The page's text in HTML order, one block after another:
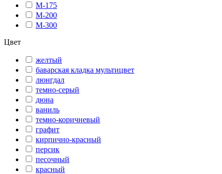
М-175
М-200
М-300
Цвет
желтый
баварская кладка мультицвет
люнгдал
темно-серый
дюна
ваниль
темно-коричневый
графит
кирпично-красный
персик
песочный
красный